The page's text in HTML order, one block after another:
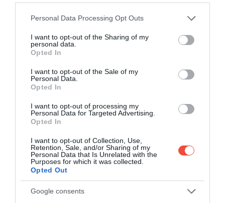
Please note that this website/app uses one or more Google
not limited to your visit or usage behaviour. You may click to
grant or deny consent to Google and its third-party tags to
use your data for below specified purposes in below Google
consent section.
Personal Data Processing Opt Outs
I want to opt-out of the Sharing of my
personal data.
Opted In
I want to opt-out of the Sale of my
Personal Data.
Opted In
I want to opt-out of processing my
Personal Data for Targeted Advertising.
Opted In
I want to opt-out of Collection, Use,
Retention, Sale, and/or Sharing of my
Personal Data that Is Unrelated with the
Purposes for which it was collected.
Opted Out
Google consents
În centrul lucrărilor s-au aflat punctele de control de
securitate, complet regândite. Înaintea zonelor de